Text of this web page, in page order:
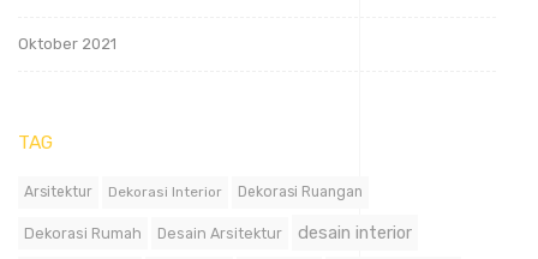
Oktober 2021
TAG
Arsitektur Dekorasi Interior Dekorasi Ruangan
Dekorasi Rumah Desain Arsitektur desain interior